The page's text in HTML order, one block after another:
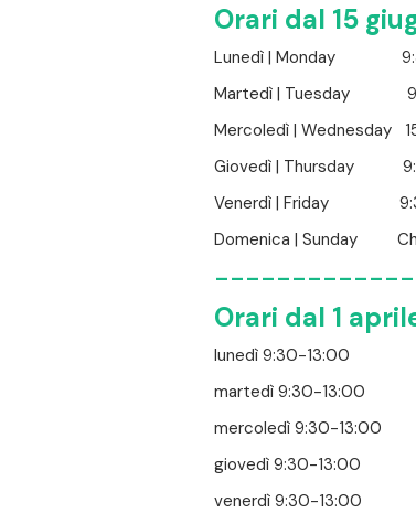
Orari dal 15
Lunedì | Monday
Martedì | Tuesday
Mercoledì | Wednesday
Giovedì | Thursday
Venerdì | Friday
Domenica | Sunday
Orari dal 1
lunedì 9:30-13:00
martedì 9:30-13:00
mercoledì 9:30-13:00
giovedì 9:30-13:00
venerdì 9:30-13:00